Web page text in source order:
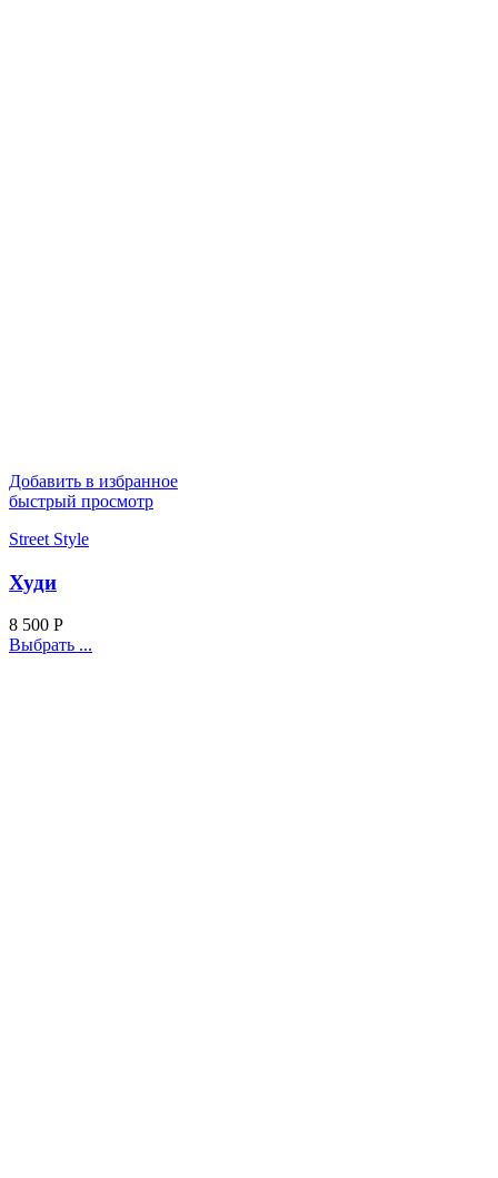
Добавить в избранное
быстрый просмотр
Street Style
Худи
8 500 Р
Выбрать ...